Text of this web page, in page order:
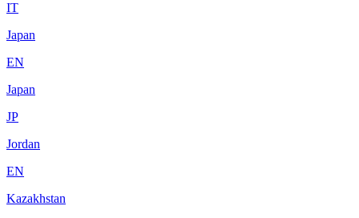
IT
Japan
EN
Japan
JP
Jordan
EN
Kazakhstan